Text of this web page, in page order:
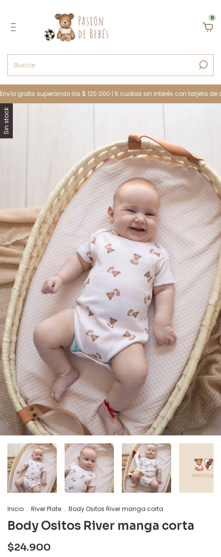
0
gratis superando los $ 120.000 | 6 cuotas sin interés con tarjeta de
Sin stock
Inicio . River Plate . Body Ositos River manga corta
Body Ositos River manga corta
$24.900